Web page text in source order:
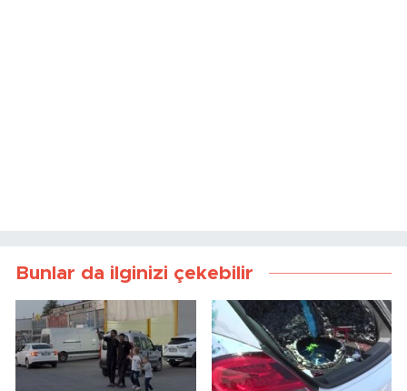
Bunlar da ilginizi çekebilir